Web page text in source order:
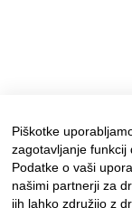
Piškotke
zagotavljanje funkcij
Podatke o vaši
našimi partnerji za
jih lahko združijo z